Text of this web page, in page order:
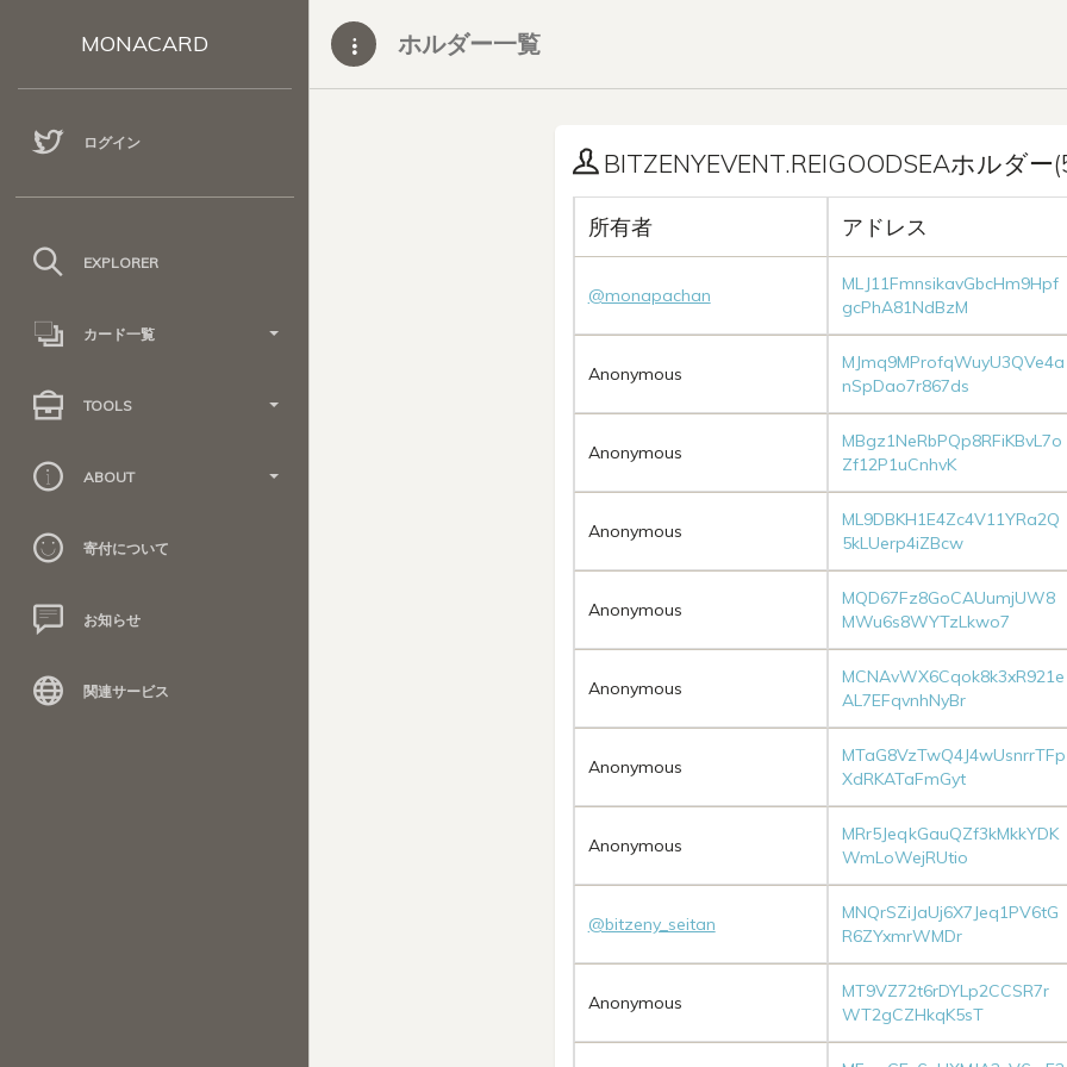
MONACARD
ログイン
EXPLORER
カード一覧
TOOLS
ABOUT
寄付について
お知らせ
関連サービス
ホルダー一覧
BITZENYEVENT.REIGOODSEAホルダー
所有者 アドレス
@monapachan
MLJ11FmnsikavGbcHm9Hpf
gcPhA81NdBzM
Anonymous
MJmq9MProfqWuyU3QVe4a
nSpDao7r867ds
Anonymous
MBgz1NeRbPQp8RFiKBvL7o
Zf12P1uCnhvK
Anonymous
ML9DBKH1E4Zc4V11YRa2Q
5kLUerp4iZBcw
Anonymous
MQD67Fz8GoCAUumjUW8
MWu6s8WYTzLkwo7
Anonymous
MCNAvWX6Cqok8k3xR921e
AL7EFqvnhNyBr
Anonymous
MTaG8VzTwQ4J4wUsnrrTFp
XdRKATaFmGyt
Anonymous
MRr5JeqkGauQZf3kMkkYDK
WmLoWejRUtio
@bitzeny_seitan
MNQrSZiJaUj6X7Jeq1PV6tG
R6ZYxmrWMDr
Anonymous
MT9VZ72t6rDYLp2CCSR7r
WT2gCZHkqK5sT